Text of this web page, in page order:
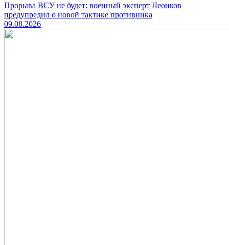
Прорыва ВСУ не будет: военный эксперт Леонков
предупредил о новой тактике противника
09.08.2026